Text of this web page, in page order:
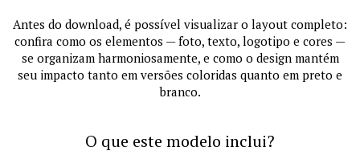
Antes do download, é possível visualizar o layout completo:
confira como os elementos — foto, texto, logotipo e cores —
se organizam harmoniosamente, e como o design mantém
seu impacto tanto em versões coloridas quanto em preto e
branco.
O que este modelo inclui?